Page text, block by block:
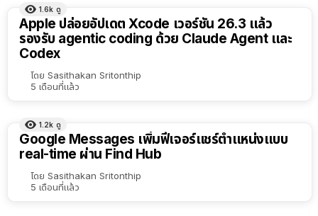
1.6k ดู
Apple ปล่อยอัปเดต Xcode เวอร์ชัน 26.3 แล้ว
รองรับ agentic coding ด้วย Claude Agent และ
Codex
โดย Sasithakan Sritonthip
5 เดือนที่แล้ว
1.2k ดู
Google Messages เพิ่มฟีเจอร์แชร์ตำแหน่งแบบ
real-time ผ่าน Find Hub
โดย Sasithakan Sritonthip
5 เดือนที่แล้ว